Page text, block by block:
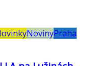
NovinyPraha